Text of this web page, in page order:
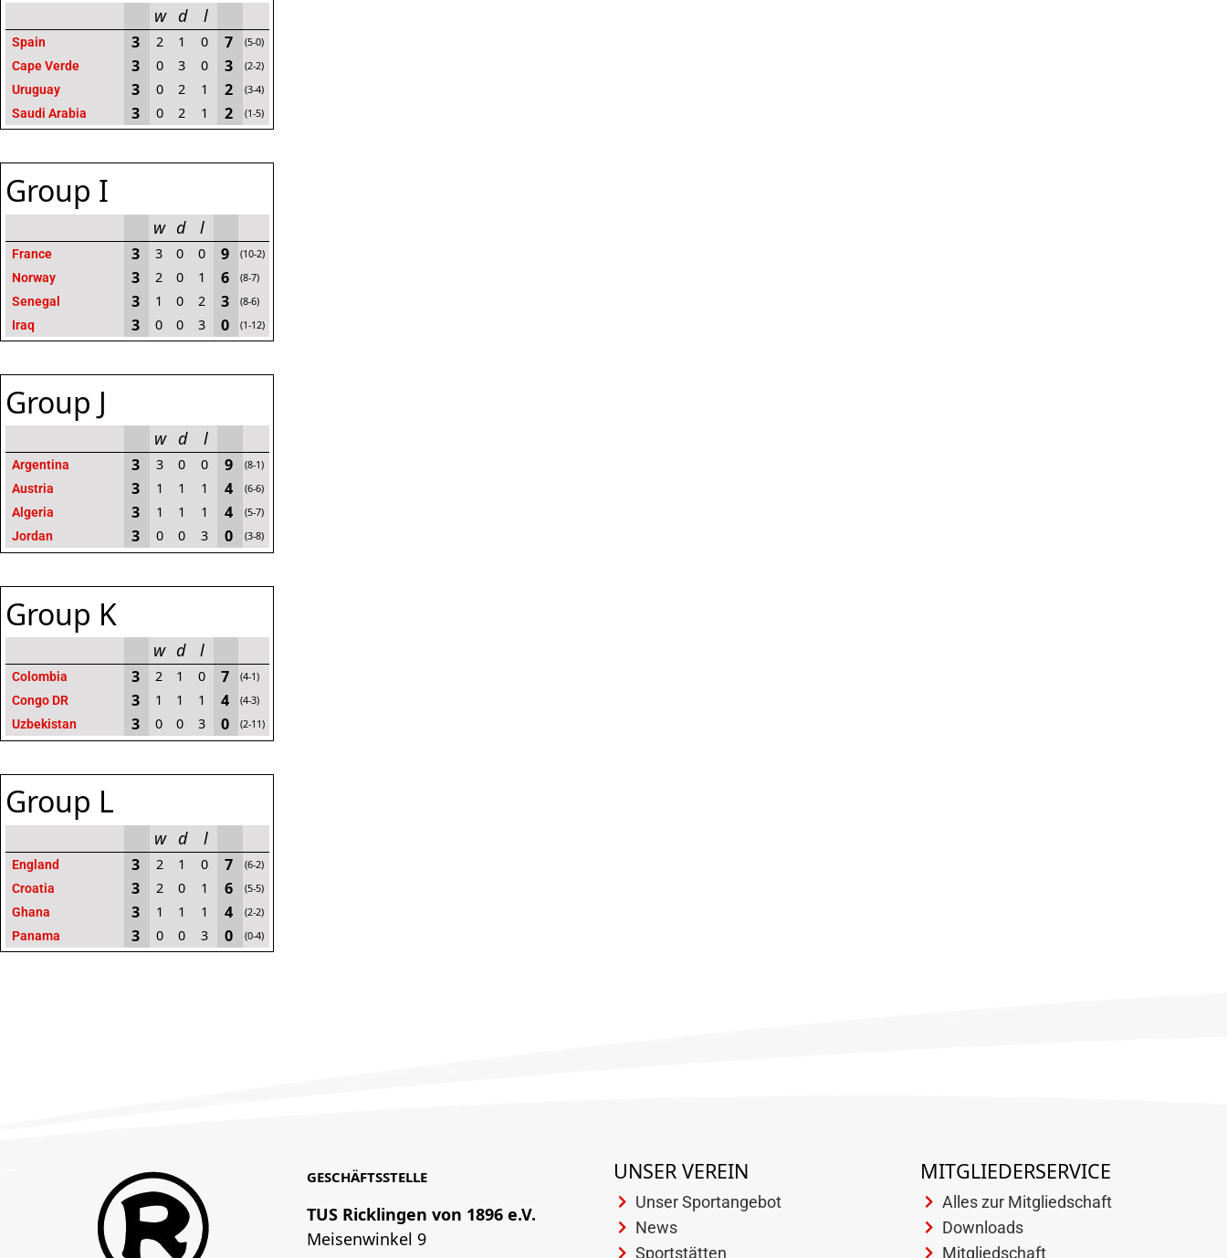
w d l
Spain 3 2 1 0 7 (5-0)
Cape Verde 3 0 3 0 3 (2-2)
Uruguay 3 0 2 1 2 (3-4)
Saudi Arabia 3 0 2 1 2 (1-5)
Group I
w d l
France 3 3 0 0 9 (10-2)
Norway 3 2 0 1 6 (8-7)
Senegal 3 1 0 2 3 (8-6)
Iraq 3 0 0 3 0 (1-12)
Group J
w d l
Argentina 3 3 0 0 9 (8-1)
Austria 3 1 1 1 4 (6-6)
Algeria 3 1 1 1 4 (5-7)
Jordan 3 0 0 3 0 (3-8)
Group K
w d l
Colombia 3 2 1 0 7 (4-1)
Congo DR 3 1 1 1 4 (4-3)
Uzbekistan 3 0 0 3 0 (2-11)
Group L
w d l
England 3 2 1 0 7 (6-2)
Croatia 3 2 0 1 6 (5-5)
Ghana 3 1 1 1 4 (2-2)
Panama 3 0 0 3 0 (0-4)
GESCHÄFTSSTELLE
TUS Ricklingen von 1896 e.V.
Meisenwinkel 9
UNSER VEREIN
Unser Sportangebot
News
Sportstätten
MITGLIEDERSERVICE
Alles zur Mitgliedschaft
Downloads
Mitgliedschaft